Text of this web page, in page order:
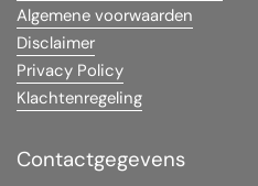
Algemene voorwaarden
Disclaimer
Privacy Policy
Klachtenregeling
Contactgegevens